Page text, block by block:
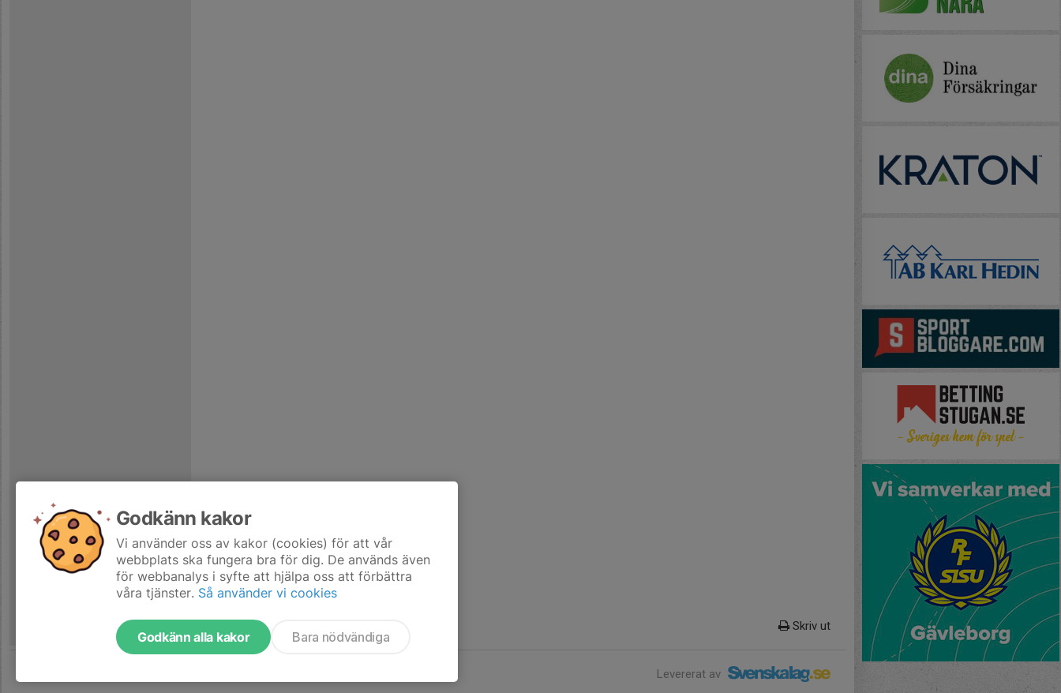
Skriv ut
Levererat av
Godkänn kakor
Vi använder oss av kakor (cookies) för att vår
webbplats ska fungera bra för dig. De används även
för webbanalys i syfte att hjälpa oss att förbättra
våra tjänster. Så använder vi cookies
Godkänn alla kakor Bara nödvändiga